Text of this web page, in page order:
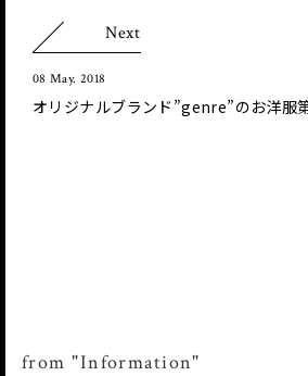
Next
08 May. 2018
オリジナルブランド”genre”のお洋服
from "Information"